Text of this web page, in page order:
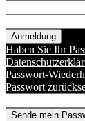
Haben Sie Ihr
Passwort-
Passwort